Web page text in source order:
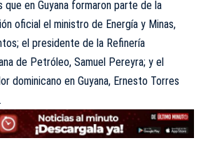
que en Guyana formaron parte de la
oficial el ministro de Energía y Minas,
el presidente de la Refinería
de Petróleo, Samuel Pereyra; y el
dominicano en Guyana, Ernesto Torres